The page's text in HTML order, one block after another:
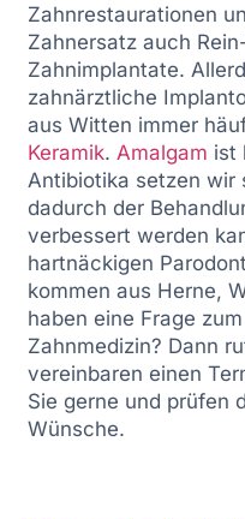
Zahnrestaurationen
Zahnersatz auch
Zahnimplantate.
zahnärztliche
aus Witten immer
Keramik. Amalgam ist
Antibiotika setzen wir
dadurch der
verbessert werden
hartnäckigen
kommen aus Herne,
haben eine Frage
Zahnmedizin? Dann
vereinbaren einen
Sie gerne und prüfen
Wünsche.